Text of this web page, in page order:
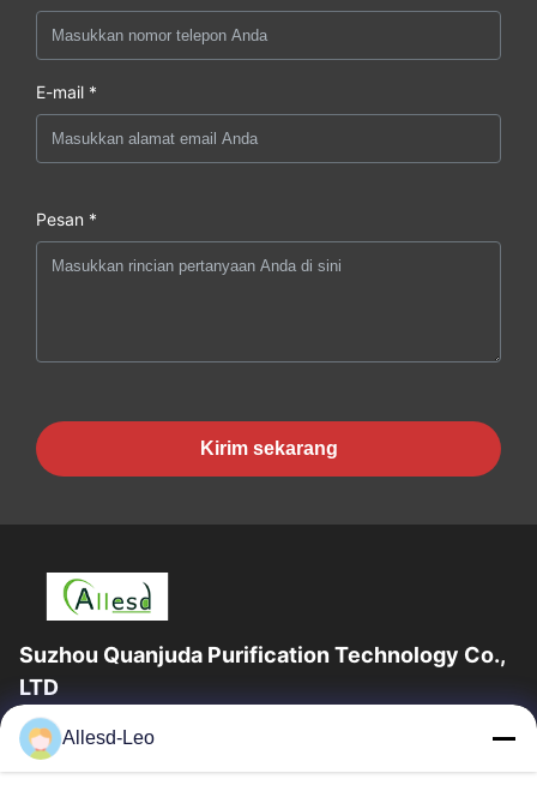
E-mail *
Pesan *
Kirim sekarang
Suzhou Quanjuda Purification Technology Co.,
LTD
Pengalaman 16 tahun, Sebagai produsen dan pengekspor
produk ESD & Cleanroom terkemuka, kami menawarkan jajaran
Allesd-Leo